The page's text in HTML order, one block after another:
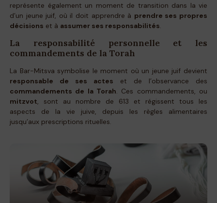
représente également un moment de transition dans la vie
d’un jeune juif, où il doit apprendre à prendre ses propres
décisions et à assumer ses responsabilités.
La responsabilité personnelle et les
commandements de la Torah
La Bar-Mitsva symbolise le moment où un jeune juif devient
responsable de ses actes et de l’observance des
commandements de la Torah. Ces commandements, ou
mitzvot, sont au nombre de 613 et régissent tous les
aspects de la vie juive, depuis les règles alimentaires
jusqu’aux prescriptions rituelles.